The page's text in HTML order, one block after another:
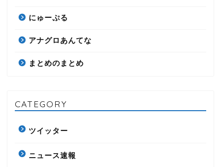
にゅーぷる
アナグロあんてな
まとめのまとめ
CATEGORY
ツイッター
ニュース速報